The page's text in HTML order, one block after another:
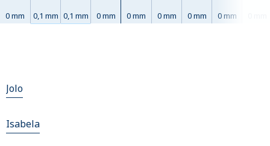
0 mm 0,1 mm 0,1 mm 0 mm 0 mm 0 mm 0 mm 0 mm
Jolo
Isabela